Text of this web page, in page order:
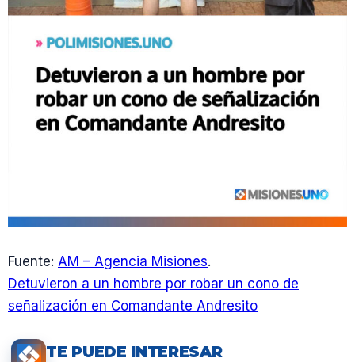
Fuente: AM – Agencia Misiones.
Detuvieron a un hombre por robar un cono de
señalización en Comandante Andresito
TE PUEDE INTERESAR